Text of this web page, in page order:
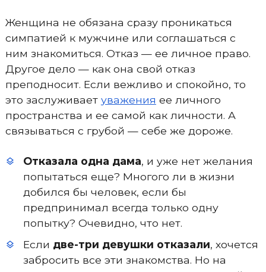
Женщина не обязана сразу проникаться
симпатией к мужчине или соглашаться с
ним знакомиться. Отказ — ее личное право.
Другое дело — как она свой отказ
преподносит. Если вежливо и спокойно, то
это заслуживает уважения ее личного
пространства и ее самой как личности. А
связываться с грубой — себе же дороже.
Отказала одна дама, и уже нет желания
попытаться еще? Многого ли в жизни
добился бы человек, если бы
предпринимал всегда только одну
попытку? Очевидно, что нет.
Если две-три девушки отказали, хочется
забросить все эти знакомства. Но на